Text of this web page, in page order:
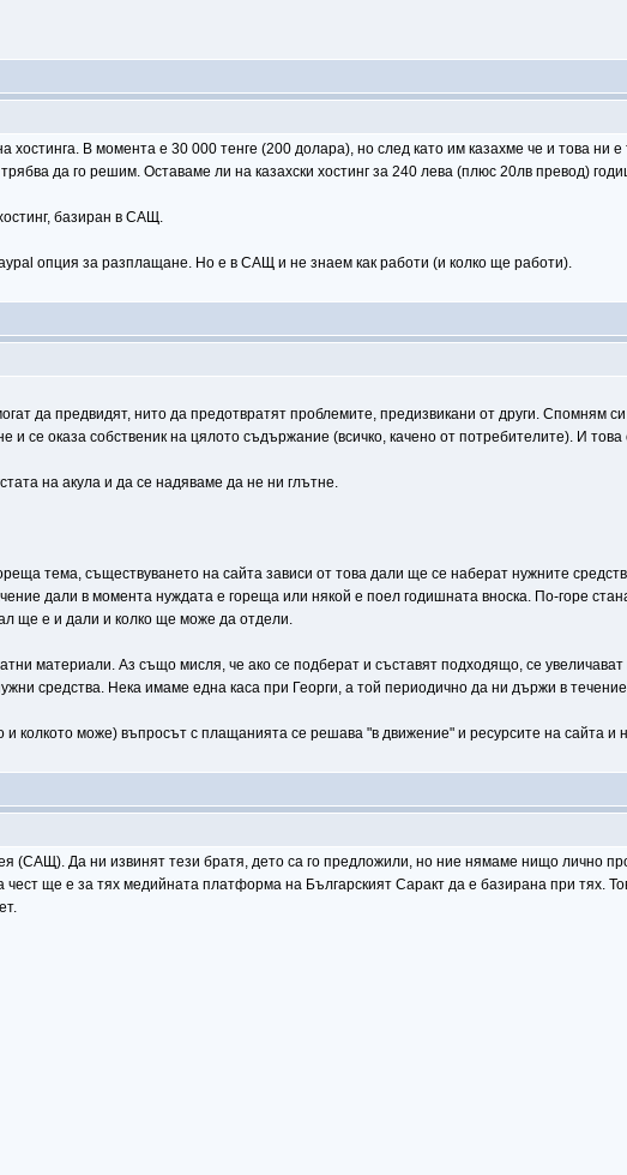
хостинга. В момента е 30 000 тенге (200 долара), но след като им казахме че и това ни
да го решим. Оставаме ли на казахски хостинг за 240 лева (плюс 20лв превод)
базиран в САЩ.
опция за разплащане. Но е в САЩ и не знаем как работи (и колко ще работи).
да предвидят, нито да предотвратят проблемите, предизвикани от други. Спомням
се оказа собственик на цялото съдържание (всичко, качено от потребителите). И това
на акула и да се надяваме да не ни глътне.
тема, съществуването на сайта зависи от това дали ще се наберат нужните
дали в момента нуждата е гореща или някой е поел годишната вноска. По-горе
ще е и дали и колко ще може да отдели.
материали. Аз също мисля, че ако се подберат и съставят подходящо, се
средства. Нека имаме една каса при Георги, а той периодично да ни държи в
и колкото може) въпросът с плащанията се решава "в движение" и ресурсите на сайта
(САЩ). Да ни извинят тези братя, дето са го предложили, но ние нямаме нищо лично
ще е за тях медийната платформа на Българският Саракт да е базирана при тях.